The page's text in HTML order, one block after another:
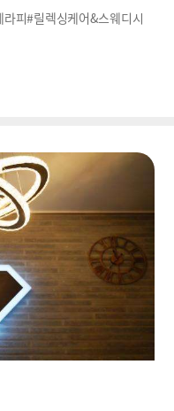
피#릴렉싱케어&스웨디시